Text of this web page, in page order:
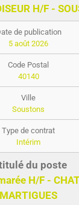
H/F -
5 août 2026
40140
Soustons
Intérim
H/F -
MARTIGUES